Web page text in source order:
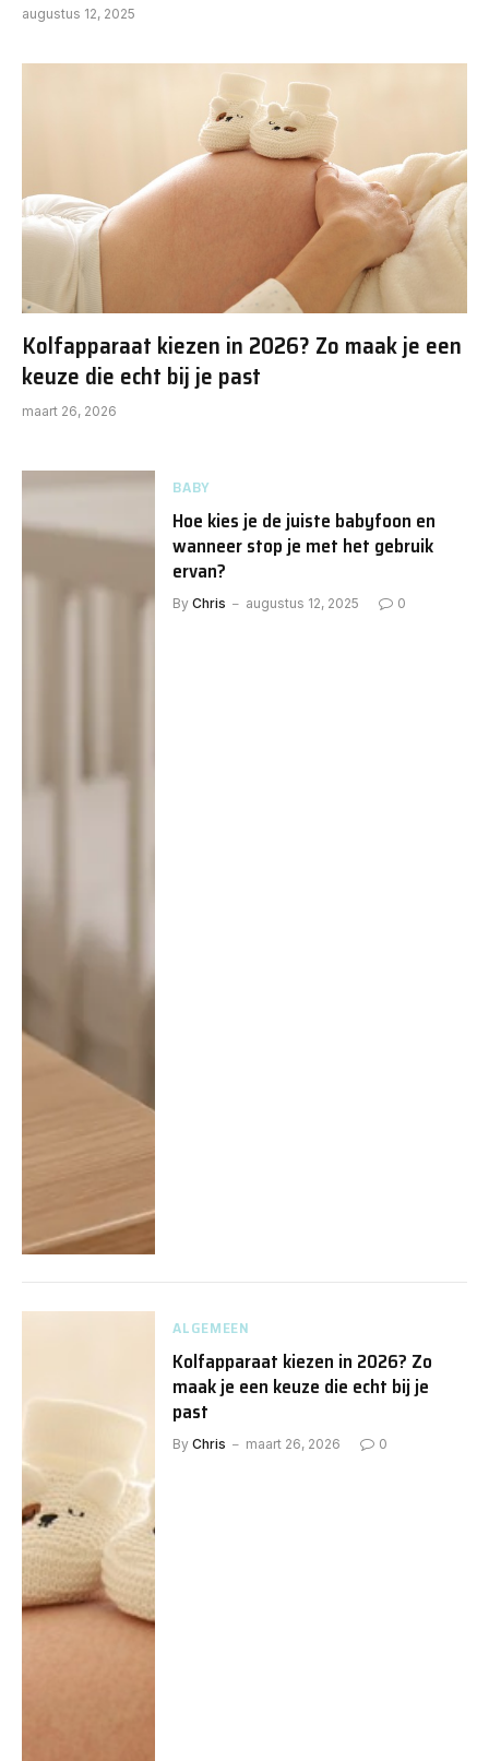
augustus 12, 2025
Kolfapparaat kiezen in 2026? Zo maak je een
keuze die echt bij je past
maart 26, 2026
BABY
Hoe kies je de juiste babyfoon en
wanneer stop je met het gebruik
ervan?
By Chris augustus 12, 2025 0
ALGEMEEN
Kolfapparaat kiezen in 2026? Zo
maak je een keuze die echt bij je
past
By Chris maart 26, 2026 0